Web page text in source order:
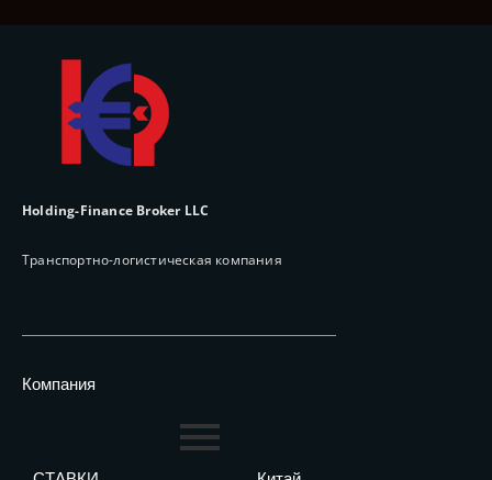
Holding-Finance Broker LLC
Транспортно-логистическая компания
Компания